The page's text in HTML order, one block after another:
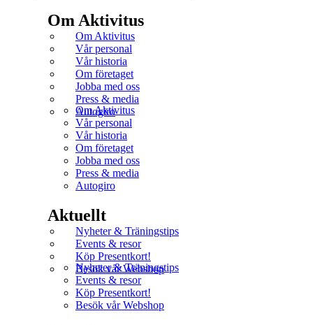
Om Aktivitus
Om Aktivitus
Vår personal
Vår historia
Om företaget
Jobba med oss
Press & media
Autogiro
Om Aktivitus
Vår personal
Vår historia
Om företaget
Jobba med oss
Press & media
Autogiro
Aktuellt
Nyheter & Träningstips
Events & resor
Köp Presentkort!
Besök vår Webshop
Nyheter & Träningstips
Events & resor
Köp Presentkort!
Besök vår Webshop